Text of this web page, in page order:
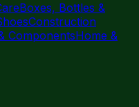
Boxes, Bottles &
Construction
ComponentsHome &